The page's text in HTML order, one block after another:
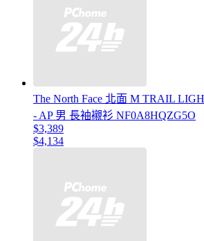
The North Face 北面 M TRAIL
- AP 男 長袖襯衫 NF0A8HQZG5O
$3,389
$4,134